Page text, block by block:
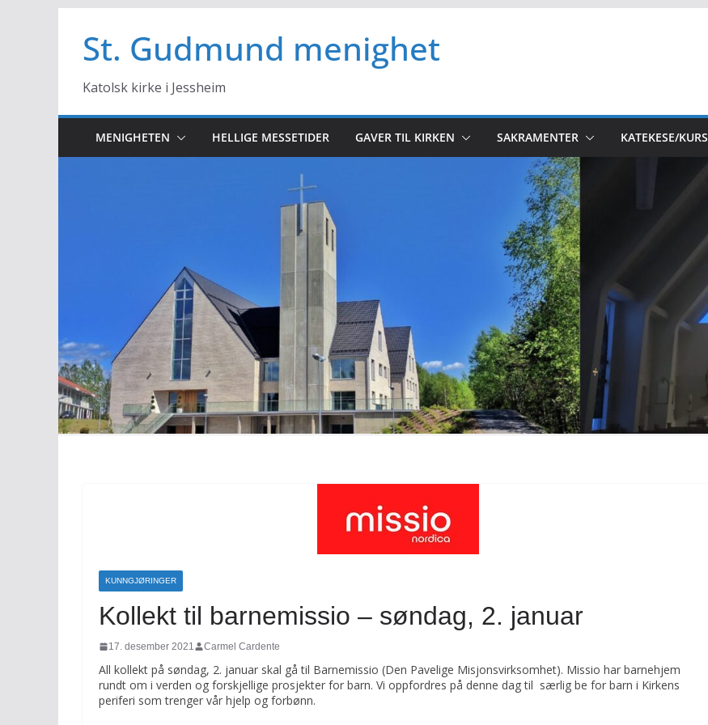
innholdetSt. Gudmund menighet
Katolsk kirke i Jessheim
MENIGHETEN HELLIGE MESSETIDER GAVER TIL KIRKEN SAKRAMENTER KATEKESE/KURS
KUNNGJØRINGER
Kollekt til barnemissio – søndag, 2. januar
17. desember 2021 Carmel Cardente
All kollekt på søndag, 2. januar skal gå til Barnemissio (Den Pavelige Misjonsvirksomhet). Missio har barnehjem
rundt om i verden og forskjellige prosjekter for barn. Vi oppfordres på denne dag til særlig be for barn i Kirkens
periferi som trenger vår hjelp og forbønn.